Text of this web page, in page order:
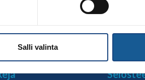
Salli valinta
välineisiin, viestintään.